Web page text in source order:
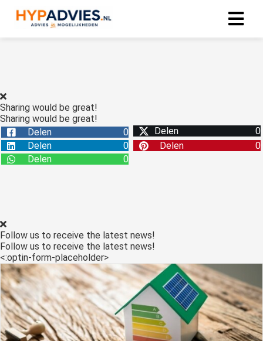
Sharing would be great!
Sharing would be great!
Delen
0 Delen
0
Delen
0 Delen
0
Delen
0
Follow us to receive the latest news!
Follow us to receive the latest news!
<:optin-form-placeholder>